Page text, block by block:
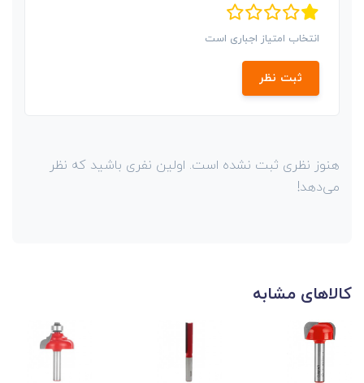
انتخاب امتیاز اجباری است
ثبت نظر
هنوز نظری ثبت نشده است. اولین نفری باشید که نظر
می‌دهد!
کالاهای مشابه